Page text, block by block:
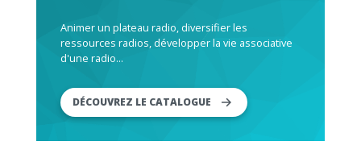
Animer un plateau radio, diversifier les
ressources radios, développer la vie associative
d'une radio...
DÉCOUVREZ LE CATALOGUE